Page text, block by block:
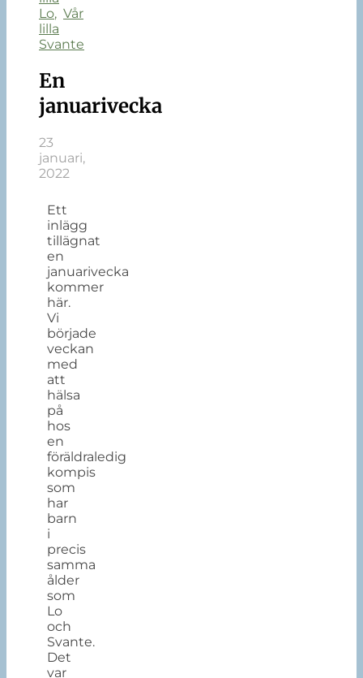
Lo, Vår
lilla
Svante
En
januarivecka
23
januari,
2022
Ett
inlägg
tillägnat
en
januarivecka
kommer
här.
Vi
började
veckan
med
att
hälsa
på
hos
en
föräldraledig
kompis
som
har
barn
i
precis
samma
ålder
som
Lo
och
Svante.
Det
var